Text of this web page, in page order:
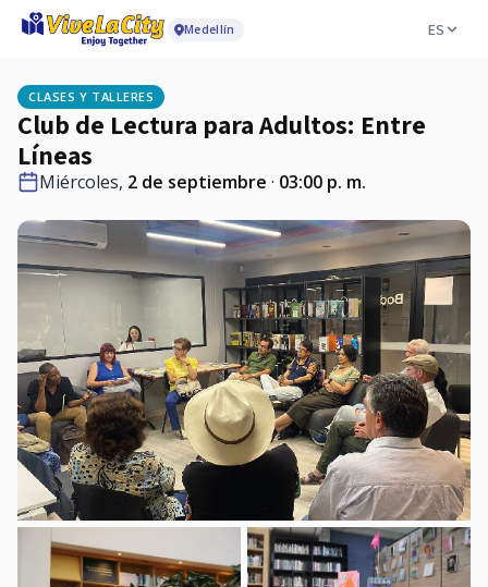
Medellín ES
CLASES Y TALLERES
Club de Lectura para Adultos: Entre
Líneas
Miércoles, 2 de septiembre · 03:00 p. m.